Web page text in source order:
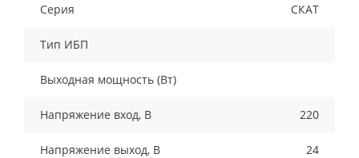
Серия СКАТ
Тип ИБП
Выходная мощность (Вт)
Напряжение вход, В 220
Напряжение выход, В 24